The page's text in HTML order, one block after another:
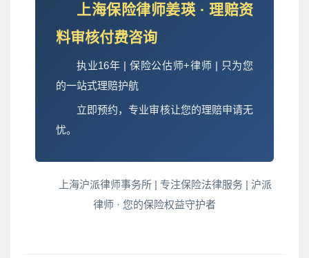
上海保险律师姜瑛 · 理赔资
料审核付费咨询
执业16年 | 保险公估师+律师 | 只为您
的一站式理赔护航
立即预约，专业审核让您的理赔申请无
忧。
上海沪派律师事务所 | 专注保险法律服务 | 沪派
律师 · 您的保险权益守护者